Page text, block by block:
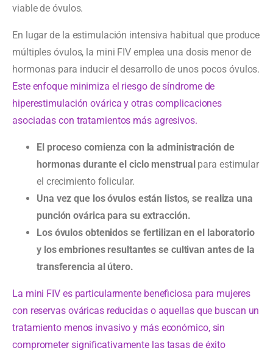
viable de óvulos.
En lugar de la estimulación intensiva habitual que produce
múltiples óvulos, la mini FIV emplea una dosis menor de
hormonas para inducir el desarrollo de unos pocos óvulos.
Este enfoque minimiza el riesgo de síndrome de
hiperestimulación ovárica y otras complicaciones
asociadas con tratamientos más agresivos.
El proceso comienza con la administración de
hormonas durante el ciclo menstrual para estimular
el crecimiento folicular.
Una vez que los óvulos están listos, se realiza una
punción ovárica para su extracción.
Los óvulos obtenidos se fertilizan en el laboratorio
y los embriones resultantes se cultivan antes de la
transferencia al útero.
La mini FIV es particularmente beneficiosa para mujeres
con reservas ováricas reducidas o aquellas que buscan un
tratamiento menos invasivo y más económico, sin
comprometer significativamente las tasas de éxito